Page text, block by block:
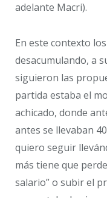
adelante Macri).
En este contexto
desacumulando, a
siguieron las
partida estaba el
achicado, donde
antes se llevaban
quiero seguir
más tiene que
salario” o subir el